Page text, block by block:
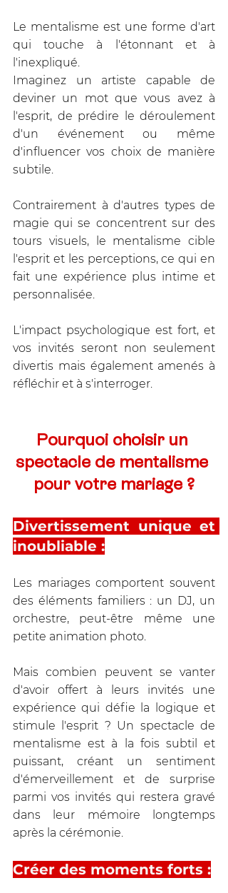
Le mentalisme est une forme d'art
qui touche à l'étonnant et à
l'inexpliqué.
Imaginez un artiste capable de
deviner un mot que vous avez à
l'esprit, de prédire le déroulement
d'un événement ou même
d'influencer vos choix de manière
subtile.
Contrairement à d'autres types de
magie qui se concentrent sur des
tours visuels, le mentalisme cible
l'esprit et les perceptions, ce qui en
fait une expérience plus intime et
personnalisée.
L'impact psychologique est fort, et
vos invités seront non seulement
divertis mais également amenés à
réfléchir et à s'interroger.
Pourquoi choisir un
spectacle de mentalisme
pour votre mariage ?
Divertissement unique et
inoubliable :
Les mariages comportent souvent
des éléments familiers : un DJ, un
orchestre, peut-être même une
petite animation photo.
Mais combien peuvent se vanter
d'avoir offert à leurs invités une
expérience qui défie la logique et
stimule l'esprit ? Un spectacle de
mentalisme est à la fois subtil et
puissant, créant un sentiment
d'émerveillement et de surprise
parmi vos invités qui restera gravé
dans leur mémoire longtemps
après la cérémonie.
Créer des moments forts :